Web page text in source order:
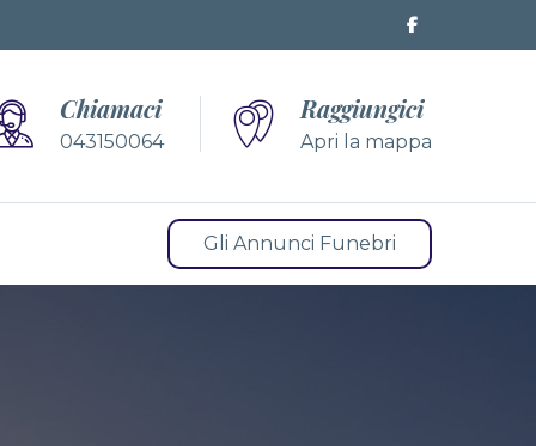
Chiamaci
043150064
Raggiungici
Apri la mappa
Gli Annunci Funebri